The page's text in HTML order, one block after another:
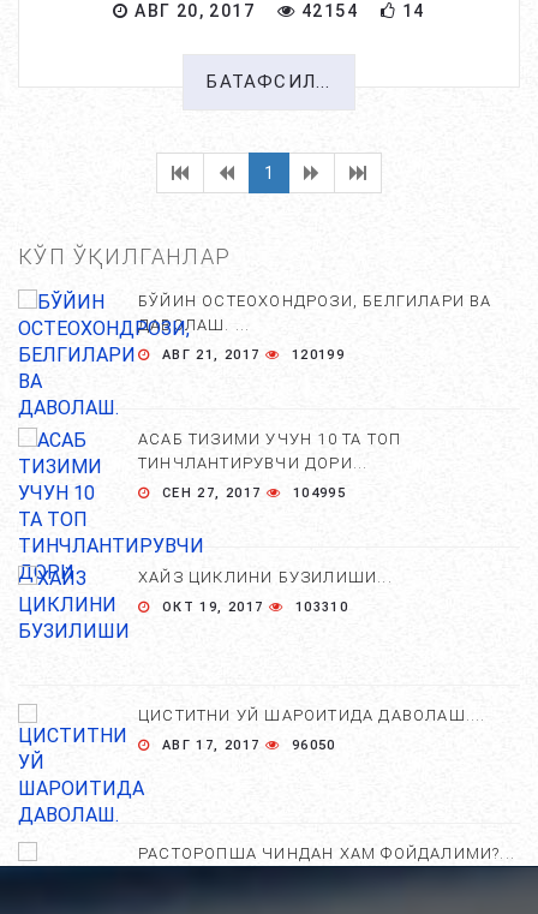
АВГ 20, 2017 42154 14
БАТАФСИЛ...
1
КЎП ЎҚИЛГАНЛАР
БЎЙИН ОСТЕОХОНДРОЗИ, БЕЛГИЛАРИ ВА
ДАВОЛАШ. ...
АВГ 21, 2017 120199
АСАБ ТИЗИМИ УЧУН 10 ТА ТОП
ТИНЧЛАНТИРУВЧИ ДОРИ...
СЕН 27, 2017 104995
ХАЙЗ ЦИКЛИНИ БУЗИЛИШИ...
ОКТ 19, 2017 103310
ЦИСТИТНИ УЙ ШАРОИТИДА ДАВОЛАШ....
АВГ 17, 2017 96050
РАСТОРОПША ЧИНДАН ХАМ ФОЙДАЛИМИ?...